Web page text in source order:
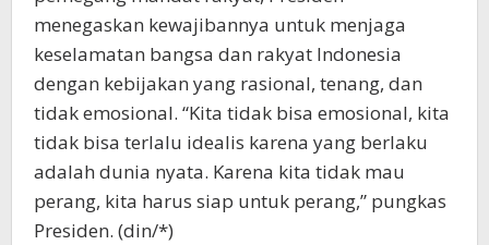
menegaskan kewajibannya untuk menjaga
keselamatan bangsa dan rakyat Indonesia
dengan kebijakan yang rasional, tenang, dan
tidak emosional. “Kita tidak bisa emosional, kita
tidak bisa terlalu idealis karena yang berlaku
adalah dunia nyata. Karena kita tidak mau
perang, kita harus siap untuk perang,” pungkas
Presiden. (din/*)